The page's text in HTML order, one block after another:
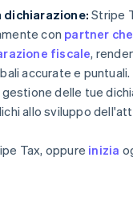
dichiarazione: Stripe
con partner
fiscale,
accurate e puntuali.
delle tue
allo sviluppo
Tax, oppure inizia